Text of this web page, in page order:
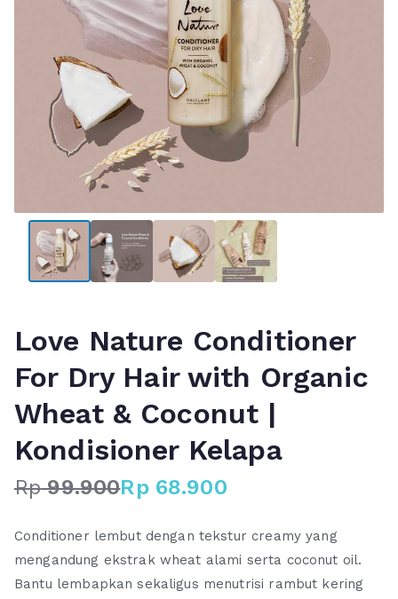
Love Nature Conditioner
For Dry Hair with Organic
Wheat & Coconut |
Kondisioner Kelapa
Rp99.900
H
r
g
a
Rp68.900
H
r
g
a
Conditioner lembut dengan tekstur creamy yang
mengandung ekstrak wheat alami serta coconut oil.
Bantu lembapkan sekaligus menutrisi rambut kering